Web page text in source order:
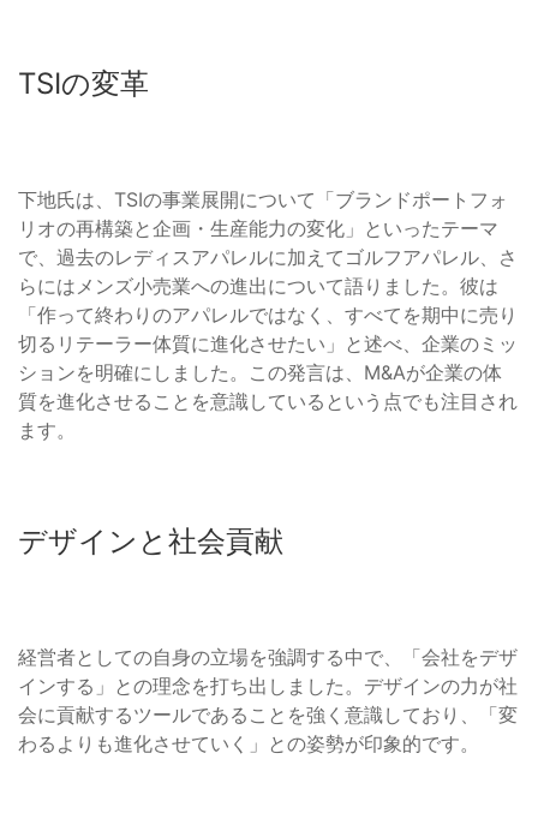
TSIの変革
下地氏は、TSIの事業展開について「ブランドポートフォ
リオの再構築と企画・生産能力の変化」といったテーマ
で、過去のレディスアパレルに加えてゴルフアパレル、さ
らにはメンズ小売業への進出について語りました。彼は
「作って終わりのアパレルではなく、すべてを期中に売り
切るリテーラー体質に進化させたい」と述べ、企業のミッ
ションを明確にしました。この発言は、M&Aが企業の体
質を進化させることを意識しているという点でも注目され
ます。
デザインと社会貢献
経営者としての自身の立場を強調する中で、「会社をデザ
インする」との理念を打ち出しました。デザインの力が社
会に貢献するツールであることを強く意識しており、「変
わるよりも進化させていく」との姿勢が印象的です。